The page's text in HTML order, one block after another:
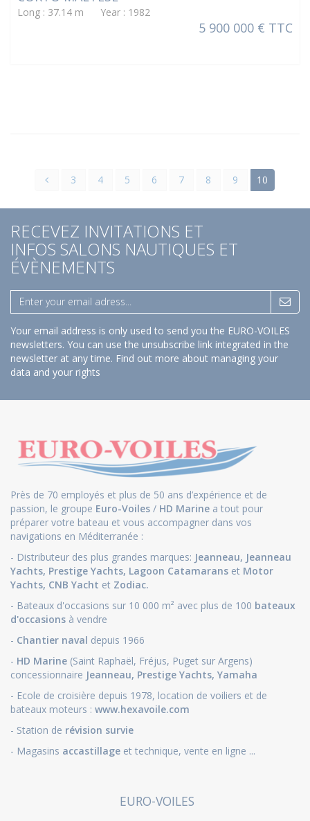
Long : 37.14 m Year : 1982
5 900 000 € TTC
3 4 5 6 7 8 9 10
RECEVEZ INVITATIONS ET
INFOS SALONS NAUTIQUES ET
ÉVÈNEMENTS
Your email address is only used to send you the EURO-VOILES
newsletters. You can use the unsubscribe link integrated in the
newsletter at any time. Find out more about managing your
data and your rights
Près de 70 employés et plus de 50 ans d’expérience et de
passion, le groupe Euro-Voiles / HD Marine a tout pour
préparer votre bateau et vous accompagner dans vos
navigations en Méditerranée :
- Distributeur des plus grandes marques: Jeanneau, Jeanneau
Yachts, Prestige Yachts, Lagoon Catamarans et Motor
Yachts, CNB Yacht et Zodiac.
- Bateaux d'occasions sur 10 000 m² avec plus de 100 bateaux
d'occasions à vendre
- Chantier naval depuis 1966
- HD Marine (Saint Raphaël, Fréjus, Puget sur Argens)
concessionnaire Jeanneau, Prestige Yachts, Yamaha
- Ecole de croisière depuis 1978, location de voiliers et de
bateaux moteurs : www.hexavoile.com
- Station de révision survie
- Magasins accastillage et technique, vente en ligne ...
EURO-VOILES